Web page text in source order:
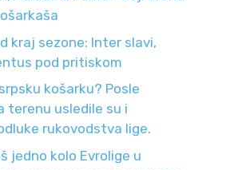
kraj sezone: Inter slavi,
pod pritiskom
košarku? Posle
terenu usledile su i
rukovodstva lige.
jedno kolo Evrolige u